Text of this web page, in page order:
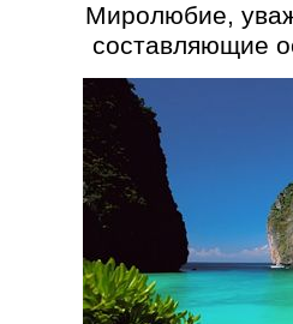
Миролюбие,
составляющие